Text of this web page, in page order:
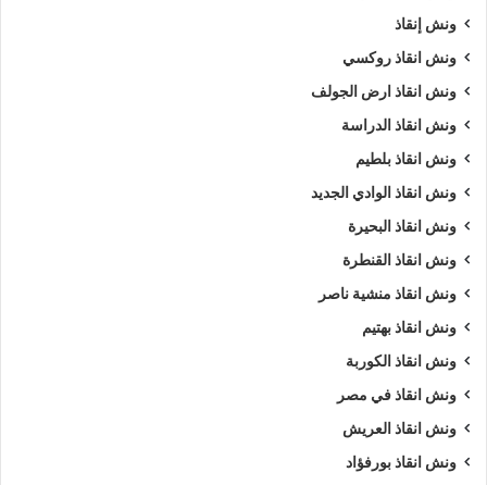
ونش إنقاذ
ونش انقاذ روكسي
ونش انقاذ ارض الجولف
ونش انقاذ الدراسة
ونش انقاذ بلطيم
ونش انقاذ الوادي الجديد
ونش انقاذ البحيرة
ونش انقاذ القنطرة
ونش انقاذ منشية ناصر
ونش انقاذ بهتيم
ونش انقاذ الكوربة
ونش انقاذ في مصر
ونش انقاذ العريش
ونش انقاذ بورفؤاد